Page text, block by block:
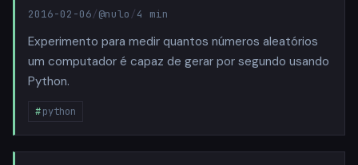
2016-02-06/@nulo /4 min
Experimento para medir quantos números aleatórios
um computador é capaz de gerar por segundo usando
Python.
python